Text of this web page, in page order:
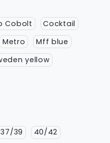
Cobolt
Cocktail
Metro
Mff blue
yellow
37/39
40/42